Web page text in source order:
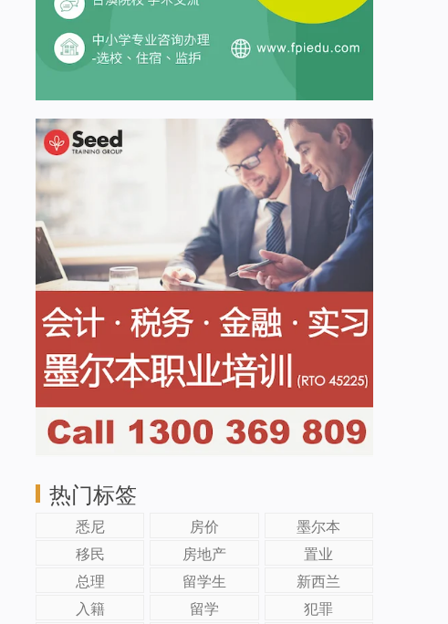
热门标签
悉尼 房价
墨尔本
移民
房地产
置业
总理
留学生
新西兰
入籍
留学
犯罪